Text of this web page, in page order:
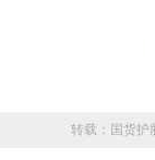
转载： 国货护